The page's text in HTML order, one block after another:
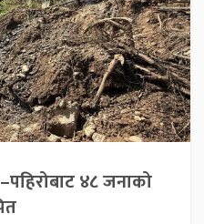
४८ जनाको